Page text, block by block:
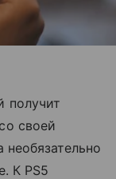
получит
своей
К PS5